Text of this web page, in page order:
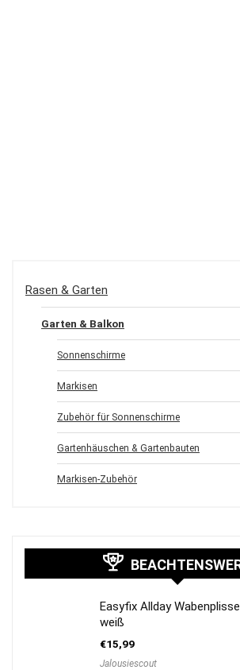
Rasen & Garten
Garten & Balkon
Sonnenschirme
Markisen
Zubehör für Sonnenschirme
Gartenhäuschen & Gartenbauten
Markisen-Zubehör
Easyfix Allday
weiß
€15,99
Jalousiescout